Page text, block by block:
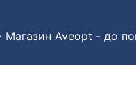
Магазин Aveopt - до